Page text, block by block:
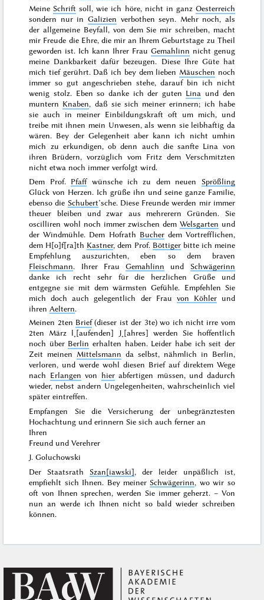
Meine Schrift soll, wie ich höre, nicht in ganz Oesterreich
sondern nur in Galizien verbothen seyn. Mehr noch, als
der allgemeine Beyfall, von dem Sie mir schreiben, macht
mir Freude die Ehre, die mir an IhremGeburtstage zu Theil
geworden ist. Ich kann Ihrer Frau Gemahlinn nicht genug
meine Dankbarkeit dafür bezeugen. Diese Ihre Güte hat
mich tief gerührt. Daß ich bey dem lieben Mäuschen noch
immer so gut angeschrieben stehe, darauf bin ich nicht
wenig stolz. Eben so danke ich der guten Lina und den
muntern Knaben, daß sie sich meiner erinnern; ich habe
sie auch in meiner Einbildungskraft oft um mich, und
treibe mit ihnen mein Unwesen, als wenn sie leibhaftig da
wären. Bey der Gelegenheit aber kann ich nicht umhin
mich zu erkundigen, ob denn auch die sanfte Lina von
ihren Brüdern, vorzüglich vom Fritz dem Verschmitzten
nicht etwa noch immer verfolgt wird.
Dem Prof. Pfaffwünsche ich zu dem neuen Sprößling
Glück von Herzen. Ich grüße ihn und seine ganze Familie,
ebenso die Schubert’sche. Diese Freunde werden mir immer
theuer bleiben und zwar aus mehrerern Gründen. Sie
oscilliren wohl noch immer zwischen dem Welsgarten und
der Windmühle. Dem Hofrath Bucherdem Vortrefflichen,
dem H[o]f[ra]th Kastner, dem Prof. Böttigerbitte ich meine
Empfehlung auszurichten, eben so dem braven
Fleischmann. Ihrer FrauGemahlinn und Schwägerinn
danke ich recht sehr für die herzlichen Grüße und
entgegne sie mit dem wärmsten Gefühle. Empfehlen Sie
mich doch auch gelegentlich der Frau von Köhlerund
ihrenAeltern.
Meinen 2ten Brief(dieser ist der 3te) wo ich nicht irre vom
2ten März l˖[aufenden] J˖[ahres] werden Sie hoffentlich
noch über Berlin erhalten haben. Leider habe ich seit der
Zeit meinen Mittelsmann da selbst, nähmlich in Berlin,
verloren, und werde wohl diesen Brief auf direktem Wege
nach Erlangen von hierabfertigen müssen, und dadurch
wieder, nebst andern Ungelegenheiten, wahrscheinlich viel
später eintreffen.
Empfangen Sie die Versicherung der unbegränztesten
Hochachtung und erinnern Sie sich auch ferner an
Ihren
Freund und Verehrer
J. Goluchowski
Der Staatsrath Szan[iawski], der leider unpäßlich ist,
empfiehlt sich Ihnen. Bey meiner Schwägerinn, wo wir so
oft von Ihnen sprechen, werden Sie immer geherzt. – Von
nun an werde ich Ihnen nicht so bald wieder schreiben
können.